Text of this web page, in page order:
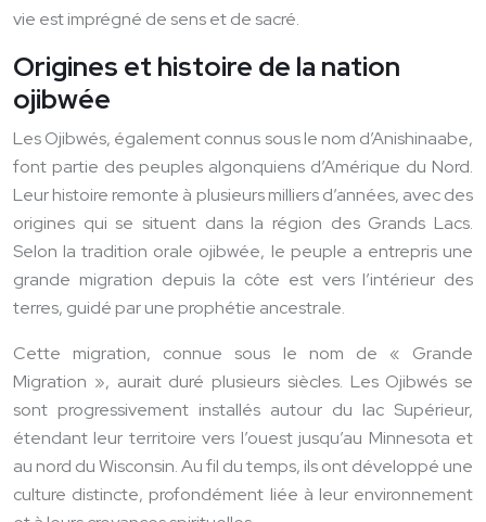
vie est imprégné de sens et de sacré.
Origines et histoire de la nation
ojibwée
Les Ojibwés, également connus sous le nom d’Anishinaabe,
font partie des peuples algonquiens d’Amérique du Nord.
Leur histoire remonte à plusieurs milliers d’années, avec des
origines qui se situent dans la région des Grands Lacs.
Selon la tradition orale ojibwée, le peuple a entrepris une
grande migration depuis la côte est vers l’intérieur des
terres, guidé par une prophétie ancestrale.
Cette migration, connue sous le nom de « Grande
Migration », aurait duré plusieurs siècles. Les Ojibwés se
sont progressivement installés autour du lac Supérieur,
étendant leur territoire vers l’ouest jusqu’au Minnesota et
au nord du Wisconsin. Au fil du temps, ils ont développé une
culture distincte, profondément liée à leur environnement